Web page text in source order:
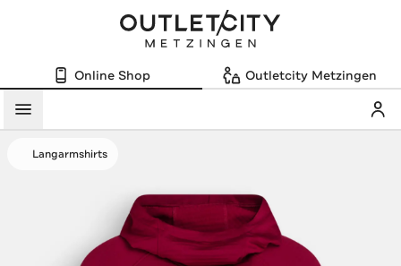
Online Shop Outletcity Metzingen
Menü
Langarmshirts